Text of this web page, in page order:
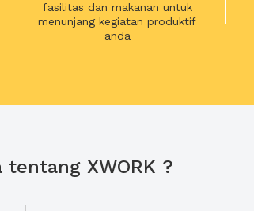
fasilitas dan makanan untuk
menunjang kegiatan produktif
anda
XWORK ?